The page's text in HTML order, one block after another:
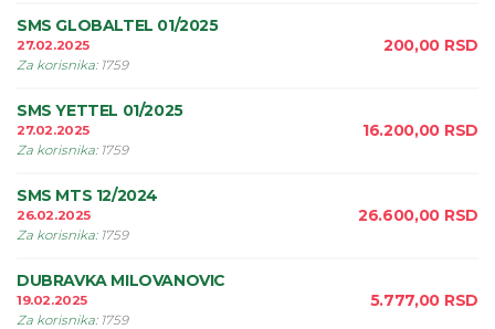
SMS GLOBALTEL 01/2025
27.02.2025
Za korisnika: 1759
200,00 RSD
SMS YETTEL 01/2025
27.02.2025
Za korisnika: 1759
16.200,00 RSD
SMS MTS 12/2024
26.02.2025
Za korisnika: 1759
26.600,00 RSD
DUBRAVKA MILOVANOVIC
19.02.2025
Za korisnika: 1759
5.777,00 RSD